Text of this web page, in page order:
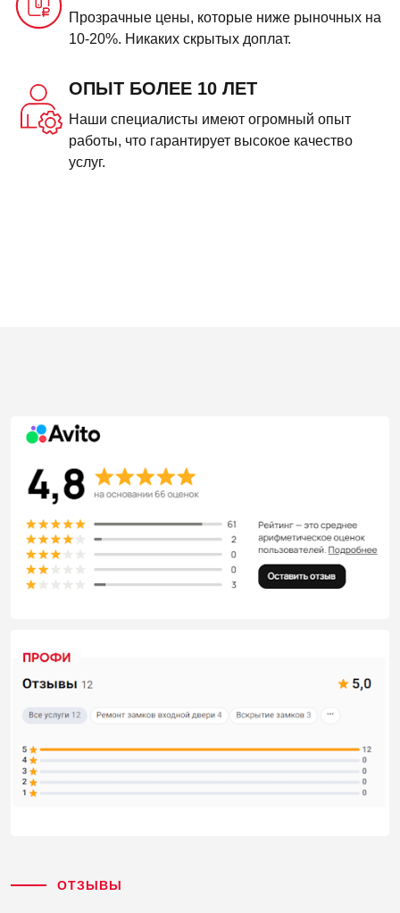
Прозрачные цены, которые ниже рыночных на
10-20%. Никаких скрытых доплат.
ОПЫТ БОЛЕЕ 10 ЛЕТ
Наши специалисты имеют огромный опыт
работы, что гарантирует высокое качество
услуг.
ОТЗЫВЫ